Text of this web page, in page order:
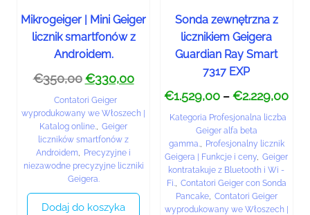
Mikrogeiger | Mini Geiger
licznik smartfonów z
Androidem.
€350,00 €330,00
Contatori Geiger
wyprodukowany we Włoszech |
Katalog online., Geiger
liczników smartfonów z
Androidem, Precyzyjne i
niezawodne precyzyjne liczniki
Geigera.
Dodaj do koszyka
Sonda zewnętrzna z
licznikiem Geigera
Guardian Ray Smart
7317 EXP
€1.529,00 – €2.229,00
Kategoria Profesjonalna liczba
Geiger alfa beta
gamma., Profesjonalny licznik
Geigera | Funkcje i ceny, Geiger
kontratakuje z Bluetooth i Wi -
Fi., Contatori Geiger con Sonda
Pancake, Contatori Geiger
wyprodukowany we Włoszech |